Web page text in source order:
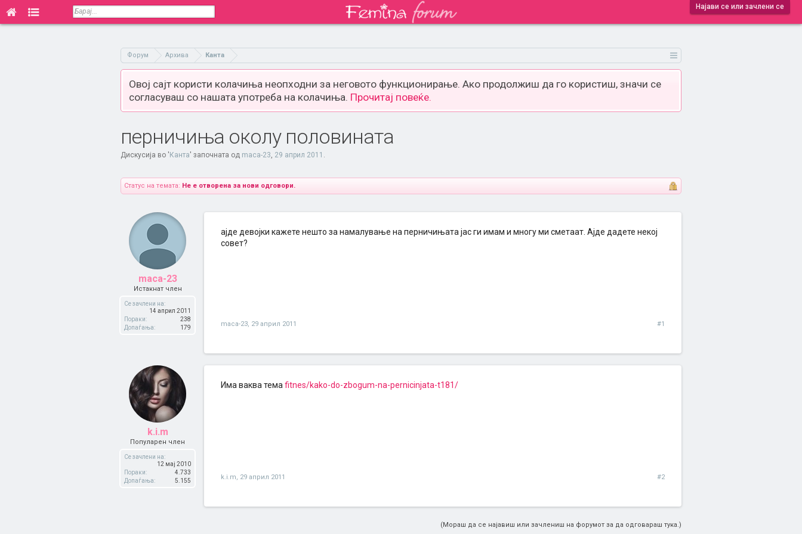
Најави се или зачлени се
Форум Архива Канта
Овој сајт користи колачиња неопходни за неговото функционирање. Ако продолжиш да го користиш, значи се
согласуваш со нашата употреба на колачиња. Прочитај повеќе.
перничиња околу половината
Дискусија во ' Канта' започната од maca-23, 29 април 2011 .
Статус на темата: Не е отворена за нови одговори.
maca-23
Истакнат член
Се зачлени на:
14 април 2011
Пораки:
238
Допаѓања:
179
ајде девојки кажете нешто за намалување на перничињата јас ги имам и многу ми сметаат. Ајде дадете некој
совет?
maca-23, 29 април 2011 #1
k.i.m
Популарен член
Се зачлени на:
12 мај 2010
Пораки:
4.733
Допаѓања:
5.155
Има ваква тема fitnes/kako-do-zbogum-na-pernicinjata-t181/
k.i.m, 29 април 2011 #2
(Мораш да се најавиш или зачлениш на форумот за да одговараш тука.)